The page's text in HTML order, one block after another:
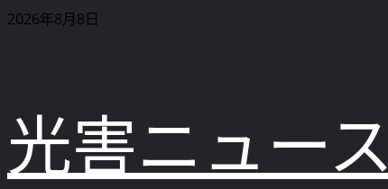
内
ッ
プ
2026年8月8日
光害ニュース